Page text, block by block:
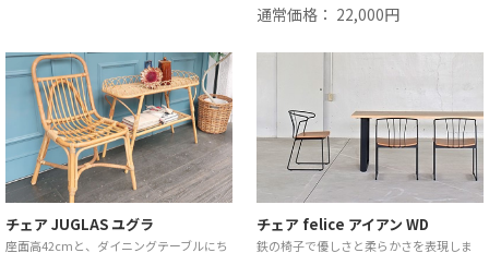
通常価格： 22,000円
チェア JUGLAS ユグラ
座面高42cmと、ダイニングテーブルにち
チェア felice アイアン WD
鉄の椅子で優しさと柔らかさを表現しま